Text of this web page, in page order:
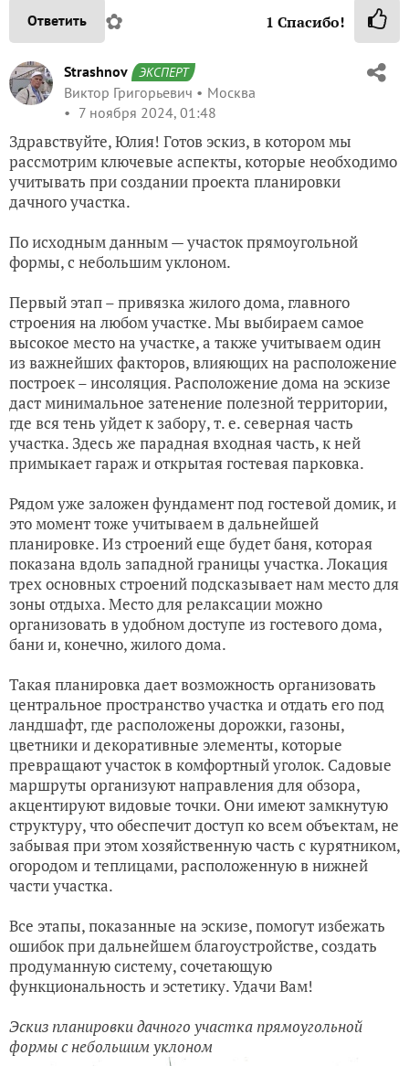
Ответить ✿ 1 Спасибо!
Strashnov ЭКСПЕРТ
Виктор Григорьевич
Москва
7 ноября 2024, 01:48
Здравствуйте, Юлия! Готов эскиз, в котором мы
рассмотрим ключевые аспекты, которые необходимо
учитывать при создании проекта планировки
дачного участка.
По исходным данным — участок прямоугольной
формы, с небольшим уклоном.
Первый этап – привязка жилого дома, главного
строения на любом участке. Мы выбираем самое
высокое место на участке, а также учитываем один
из важнейших факторов, влияющих на расположение
построек – инсоляция. Расположение дома на эскизе
даст минимальное затенение полезной территории,
где вся тень уйдет к забору, т. е. северная часть
участка. Здесь же парадная входная часть, к ней
примыкает гараж и открытая гостевая парковка.
Рядом уже заложен фундамент под гостевой домик, и
это момент тоже учитываем в дальнейшей
планировке. Из строений еще будет баня, которая
показана вдоль западной границы участка. Локация
трех основных строений подсказывает нам место для
зоны отдыха. Место для релаксации можно
организовать в удобном доступе из гостевого дома,
бани и, конечно, жилого дома.
Такая планировка дает возможность организовать
центральное пространство участка и отдать его под
ландшафт, где расположены дорожки, газоны,
цветники и декоративные элементы, которые
превращают участок в комфортный уголок. Садовые
маршруты организуют направления для обзора,
акцентируют видовые точки. Они имеют замкнутую
структуру, что обеспечит доступ ко всем объектам, не
забывая при этом хозяйственную часть с курятником,
огородом и теплицами, расположенную в нижней
части участка.
Все этапы, показанные на эскизе, помогут избежать
ошибок при дальнейшем благоустройстве, создать
продуманную систему, сочетающую
функциональность и эстетику. Удачи Вам!
Эскиз планировки дачного участка прямоугольной
формы с небольшим уклоном